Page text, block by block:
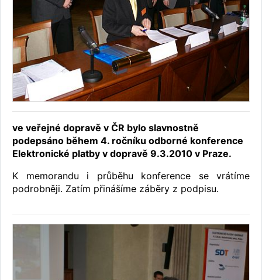
ve veřejné dopravě v ČR bylo slavnostně
podepsáno během 4. ročníku odborné konference
Elektronické platby v dopravě 9.3.2010 v Praze.
K memorandu i průběhu konference se vrátíme
podrobněji. Zatím přinášíme záběry z podpisu.